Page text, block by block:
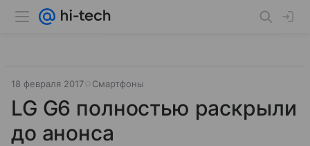
18 февраля 2017 Смартфоны
LG G6 полностью раскрыли
до анонса